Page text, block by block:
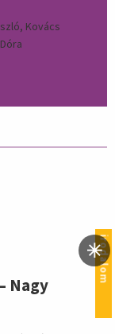
Kovács
irodalom
Nagy